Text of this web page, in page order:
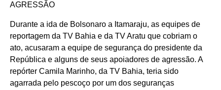
AGRESSÃO
Durante a ida de Bolsonaro a Itamaraju, as equipes de
reportagem da TV Bahia e da TV Aratu que cobriam o
ato, acusaram a equipe de segurança do presidente da
República e alguns de seus apoiadores de agressão. A
repórter Camila Marinho, da TV Bahia, teria sido
agarrada pelo pescoço por um dos seguranças